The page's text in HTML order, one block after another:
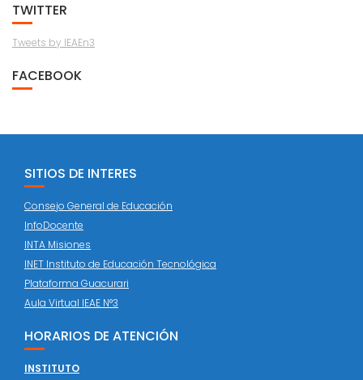
TWITTER
Tweets by IEAEn3
FACEBOOK
SITIOS DE INTERES
Consejo General de Educación
InfoDocente
INTA Misiones
INET Instituto de Educación Tecnológica
Plataforma Guacurari
Aula Virtual IEAE N°3
HORARIOS DE ATENCIÓN
INSTITUTO